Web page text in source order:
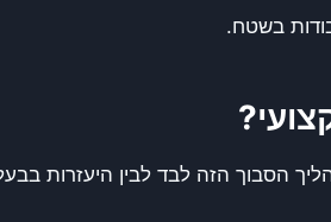
בשטח.
הסבוך הזה לבד לבין היעזרות